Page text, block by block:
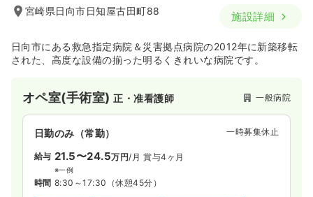
宮崎県日向市日知屋古田町88 施設詳細
日向市にある救急指定病院＆災害拠点病院の2012年に新築移転
された、高度な設備の揃った明るくきれいな病院です。
オペ室(手術室)正・准看護師 一般病院
日勤のみ（常勤） 一時募集休止
給与 21.5〜24.5万円/月 賞与4ヶ月
※一例
時間 8:30～17:30 （休憩45分）